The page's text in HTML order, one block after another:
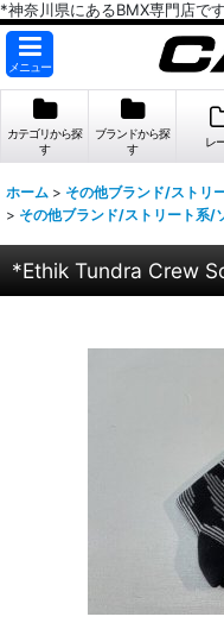
*神奈川県にあるBMX専門店で
メニュー
カテゴリから探
す
ブランドから探
す
レ
ホーム > その他ブランド/ストリ
> その他ブランド/ストリート系/
*Ethik Tundra Crew